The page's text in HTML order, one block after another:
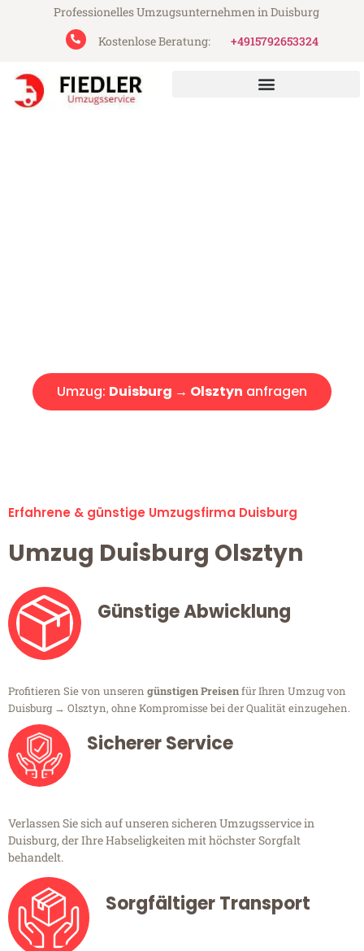
Professionelles Umzugsunternehmen in Duisburg
Kostenlose Beratung:
+4915792653324
Umzug: Duisburg → Olsztyn anfragen
Erfahrene & günstige Umzugsfirma Duisburg
Umzug Duisburg Olsztyn
Günstige Abwicklung
Profitieren Sie von unseren günstigen Preisenfür Ihren Umzug von
Duisburg → Olsztyn, ohne Kompromisse bei der Qualität einzugehen.
Sicherer Service
Verlassen Sie sich auf unseren sicheren Umzugsservice in
Duisburg, der Ihre Habseligkeiten mit höchster Sorgfalt
behandelt.
Sorgfältiger Transport